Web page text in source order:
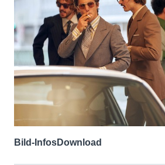
Bild-InfosDownload